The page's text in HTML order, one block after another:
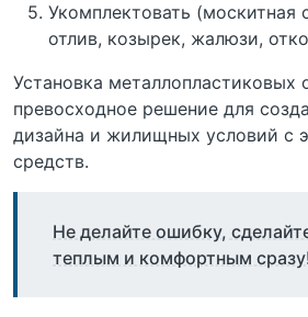
Укомплектовать (москитная
отлив, козырек, жалюзи,
Установка металлопластиковых
превосходное решение для
дизайна и жилищных условий с
средств.
Не делайте ошибку,
теплым и комфортным